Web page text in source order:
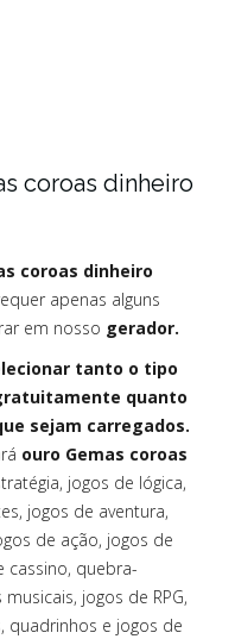
coroas dinheiro
coroas dinheiro
apenas alguns
em nosso gerador.
tanto o tipo
quanto
sejam carregados.
ouro Gemas coroas
jogos de lógica,
jogos de aventura,
de ação, jogos de
cassino, quebra-
jogos de RPG,
quadrinhos e jogos de